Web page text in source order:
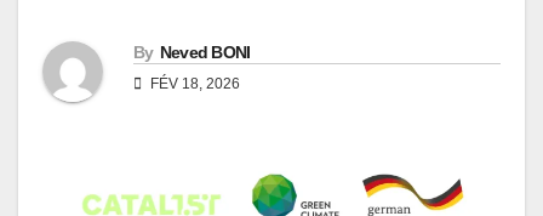
By Neved BONI
FÉV 18, 2026